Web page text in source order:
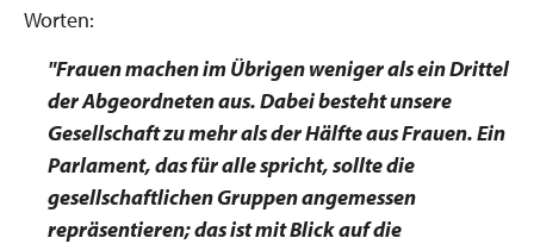
Worten:
"Frauen machen im Übrigen weniger als ein Drittel
der Abgeordneten aus. Dabei besteht unsere
Gesellschaft zu mehr als der Hälfte aus Frauen. Ein
Parlament, das für alle spricht, sollte die
gesellschaftlichen Gruppen angemessen
repräsentieren; das ist mit Blick auf die